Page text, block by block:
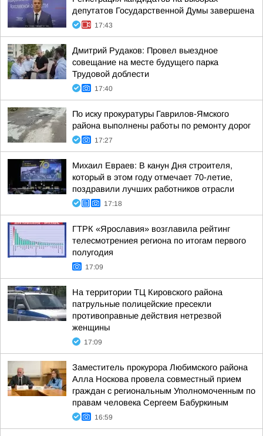
депутатов Государственной Думы завершена
17:43
Дмитрий Рудаков: Провел выездное
совещание на месте будущего парка
Трудовой доблести
17:40
По иску прокуратуры Гаврилов-Ямского
района выполнены работы по ремонту дорог
17:27
Михаил Евраев: В канун Дня строителя,
который в этом году отмечает 70-летие,
поздравили лучших работников отрасли
17:18
ГТРК «Ярославия» возглавила рейтинг
телесмотрениея региона по итогам первого
полугодия
17:09
На территории ТЦ Кировского района
патрульные полицейские пресекли
противоправные действия нетрезвой
женщины
17:09
Заместитель прокурора Любимского района
Алла Носкова провела совместный прием
граждан с региональным Уполномоченным по
правам человека Сергеем Бабуркиным
16:59